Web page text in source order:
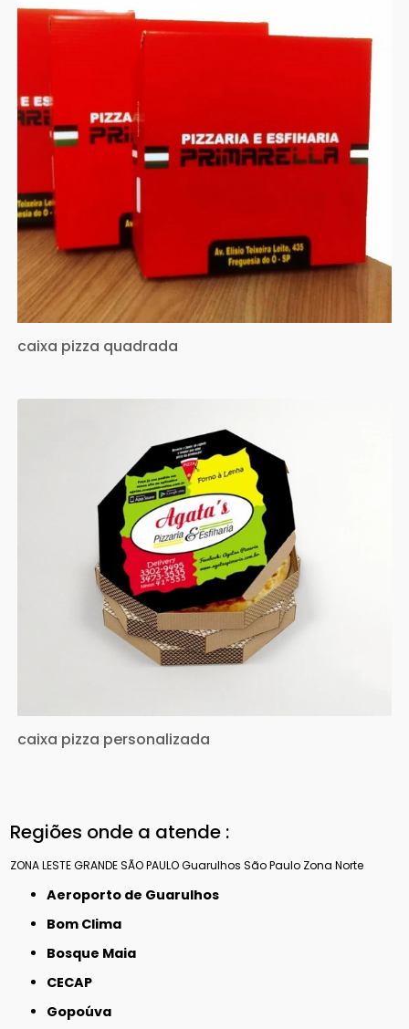
caixa pizza quadrada
caixa pizza personalizada
Regiões onde a atende :
ZONA LESTEGRANDE SÃO PAULOGuarulhos São Paulo Zona Norte
Aeroporto de Guarulhos
Bom Clima
Bosque Maia
CECAP
Gopoúva